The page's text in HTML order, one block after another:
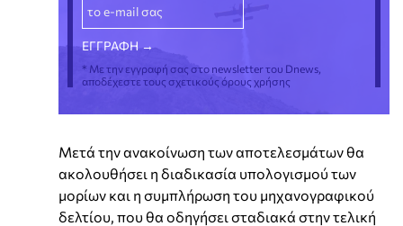
* Με την εγγραφή σας στο newsletter του Dnews,
αποδέχεστε τους σχετικούς όρους χρήσης
Μετά την ανακοίνωση των αποτελεσμάτων θα
ακολουθήσει η διαδικασία υπολογισμού των
μορίων και η συμπλήρωση του μηχανογραφικού
δελτίου, που θα οδηγήσει σταδιακά στην τελική